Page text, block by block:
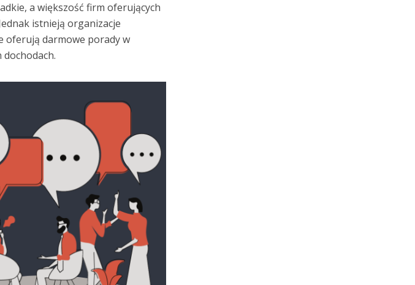
a większość firm oferujących
istnieją organizacje
oferują darmowe porady w